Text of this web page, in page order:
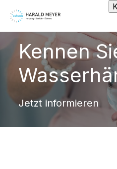
Kennen
Jetzt informieren